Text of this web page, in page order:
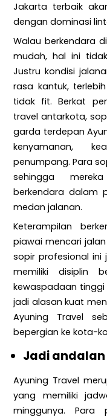
Jakarta terbaik
dengan dominasi
Walau berkendara
mudah, hal ini
Justru kondisi
rasa kantuk,
tidak fit. Berkat
travel antarkota,
garda terdepan
kenyamanan,
penumpang. Para
sehingga
berkendara dalam
medan jalanan.
Keterampilan
piawai mencari
sopir profesional ini
memiliki disiplin
kewaspadaan tinggi
jadi alasan kuat
Ayuning Travel
bepergian ke kota-
Jadi
Ayuning Travel
yang memiliki
minggunya. Para